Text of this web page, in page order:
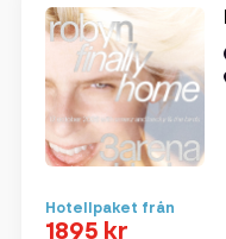
Hotellpaket från
1895 kr